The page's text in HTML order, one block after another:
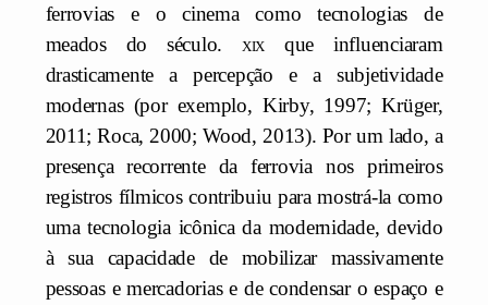
ferrovias e o cinema como tecnologias de
meados do século. xix que influenciaram
drasticamente a percepção e a subjetividade
modernas (por exemplo, Kirby, 1997; Krüger,
2011; Roca, 2000; Wood, 2013). Por um lado, a
presença recorrente da ferrovia nos primeiros
registros fílmicos contribuiu para mostrá-la como
uma tecnologia icônica da modernidade, devido
à sua capacidade de mobilizar massivamente
pessoas e mercadorias e de condensar o espaço e